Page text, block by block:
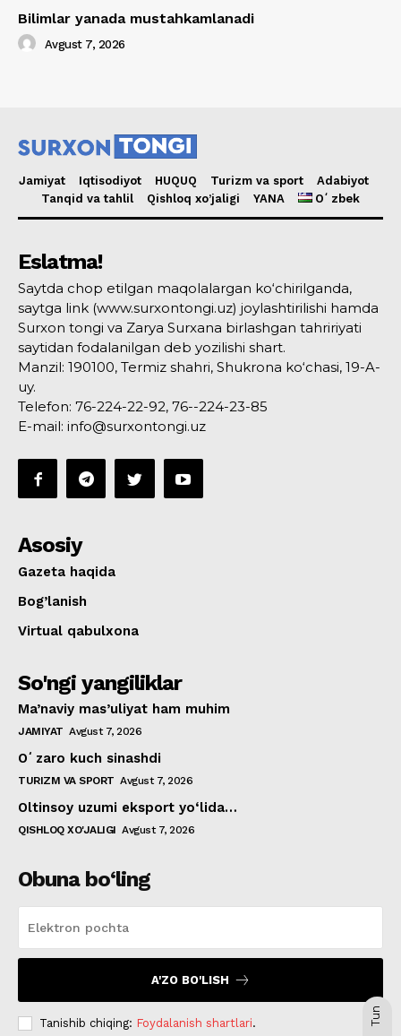
Bilimlar yanada mustahkamlanadi
Avgust 7, 2026
Jamiyat Iqtisodiyot HUQUQ Turizm va sport
Adabiyot
Tanqid va tahlil
Qishloq xo’jaligi YANA Oʻzbek
Eslatma!
Saytda chop etilgan maqolalargan ko‘chirilganda,
saytga link (www.surxontongi.uz) joylashtirilishi hamda
Surxon tongi va Zarya Surxana birlashgan tahririyati
saytidan fodalanilgan deb yozilishi shart.
Manzil: 190100, Termiz shahri, Shukrona ko‘chasi, 19-A-
uy.
Telefon: 76-224-22-92, 76--224-23-85
E-mail: info@surxontongi.uz
Asosiy
Gazeta haqida
Bog’lanish
Virtual qabulxona
So'ngi yangiliklar
Ma’naviy mas’uliyat ham muhim
JAMIYAT Avgust 7, 2026
Oʻzaro kuch sinashdi
TURIZM VA SPORT Avgust 7, 2026
Oltinsoy uzumi eksport yo‘lida…
QISHLOQ XO'JALIGI Avgust 7, 2026
Obuna bo‘ling
A'ZO BO'LISH
Tanishib chiqing: Foydalanish shartlari. Tun